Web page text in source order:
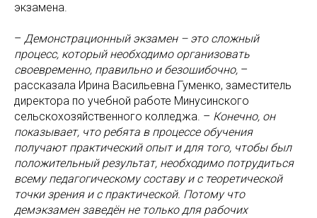
экзамена.
– Демонстрационный экзамен – это сложный
процесс, который необходимо организовать
своевременно, правильно и безошибочно, –
рассказала Ирина Васильевна Гуменко, заместитель
директора по учебной работе Минусинского
сельскохозяйственного колледжа. – Конечно, он
показывает, что ребята в процессе обучения
получают практический опыт и для того, чтобы был
положительный результат, необходимо потрудиться
всему педагогическому составу и с теоретической
точки зрения и с практической. Потому что
демэкзамен заведён не только для рабочих